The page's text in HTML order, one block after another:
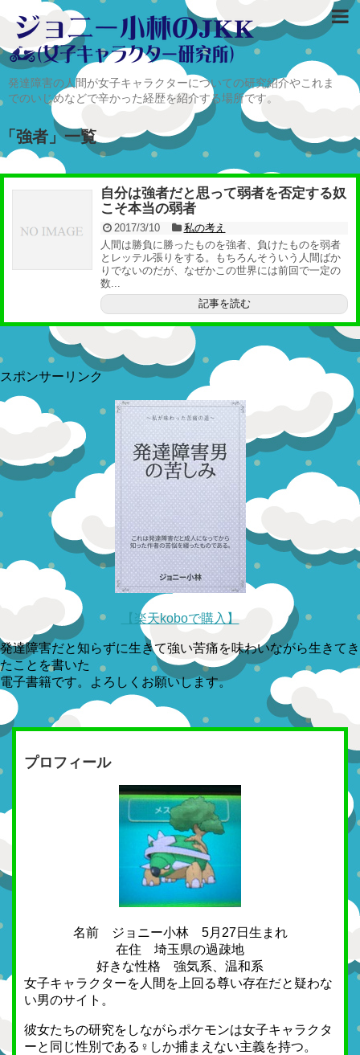
発達障害の人間が女子キャラクターについての研究紹介やこれま
でのいじめなどで辛かった経歴を紹介する場所です。
「 強者 」一覧
自分は強者だと思って弱者を否定する奴
こそ本当の弱者
2017/3/10
私の考え
人間は勝負に勝ったものを強者、負けたものを弱者
とレッテル張りをする。もちろんそういう人間ばか
りでないのだが、なぜかこの世界には前回で一定の
数...
記事を読む
スポンサーリンク
【楽天koboで購入】
発達障害だと知らずに生きて強い苦痛を味わいながら生きてき
たことを書いた
電子書籍です。よろしくお願いします。
プロフィール
名前 ジョニー小林 5月27日生まれ
在住 埼玉県の過疎地
好きな性格 強気系、温和系
女子キャラクターを人間を上回る尊い存在だと疑わな
い男のサイト。
彼女たちの研究をしながらポケモンは女子キャラクタ
ーと同じ性別である♀しか捕まえない主義を持つ。